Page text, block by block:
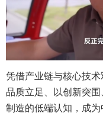
凭借产业链与核心技
品质立足、以创新突
制造的低端认知，成为